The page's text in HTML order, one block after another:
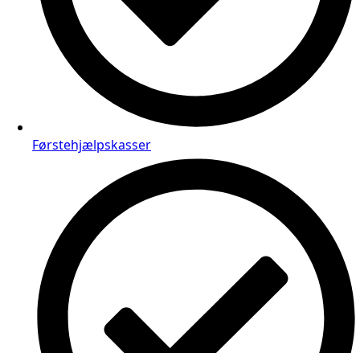
Førstehjælpskasser